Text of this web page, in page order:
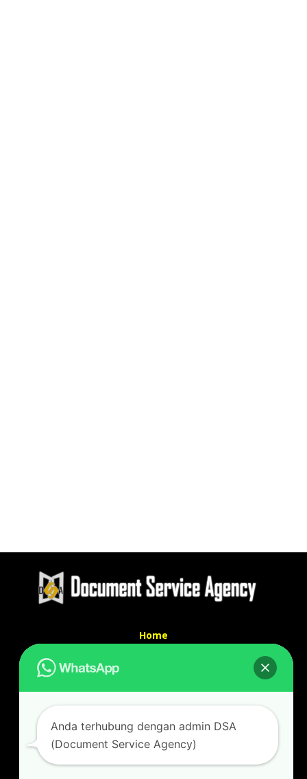
Home
Kontak kami
Alamat kantor :
Jl Swadaya Pam No 6 Rt 006 Rw 007 Jatinegara,
Cakung, Jakarta Timur 13930
Anda terhubung dengan admin DSA
(Document Service Agency)